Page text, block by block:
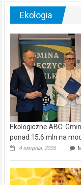
Ekologia
Ekologiczne ABC.
ponad 15,6 mln na
4 sierpnia, 2026